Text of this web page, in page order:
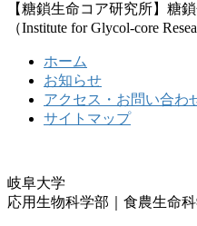
【糖鎖生命コア研究所】糖
（Institute for Glycol-core
ホーム
お知らせ
アクセス・お問い合わ
サイトマップ
岐阜大学
応用生物科学部｜食農生命